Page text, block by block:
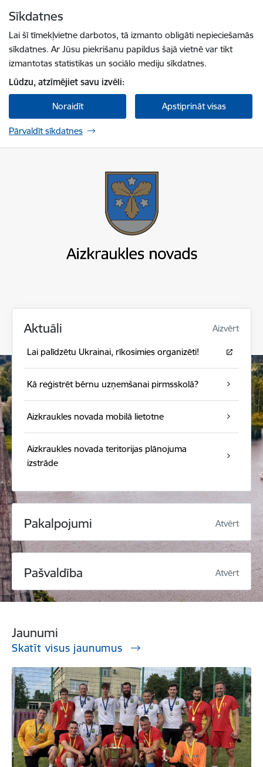
Sīkdatnes
Lai šī tīmekļvietne darbotos, tā izmanto obligāti nepieciešamās
sīkdatnes. Ar Jūsu piekrišanu papildus šajā vietnē var tikt
izmantotas statistikas un sociālo mediju sīkdatnes.
Lūdzu, atzīmējiet savu izvēli:
Noraidīt Apstiprināt visas
Pārvaldīt sīkdatnes
Aktuāli Aizvērt
Lai palīdzētu Ukrainai, rīkosimies organizēti!
Kā reģistrēt bērnu uzņemšanai pirmsskolā?
Aizkraukles novada mobilā lietotne
Aizkraukles novada teritorijas plānojuma
izstrāde
Pakalpojumi Atvērt
Pašvaldība Atvērt
Jaunumi
Skatīt visus jaunumus